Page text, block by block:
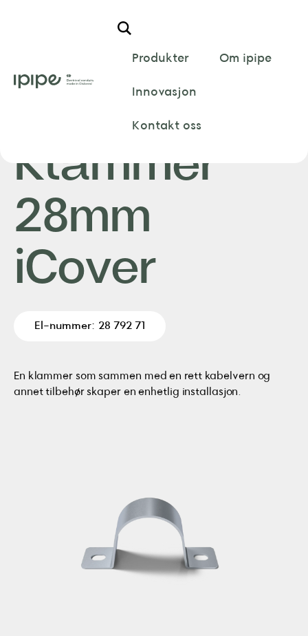
Produkter Om ipipe
Innovasjon
Kontakt oss
Klammer
Kabelvern
Klammer
28mm
iCover
El-nummer: 28 792 71
En klammer som sammen med en rett kabelvern og
annet tilbehør skaper en enhetlig installasjon.